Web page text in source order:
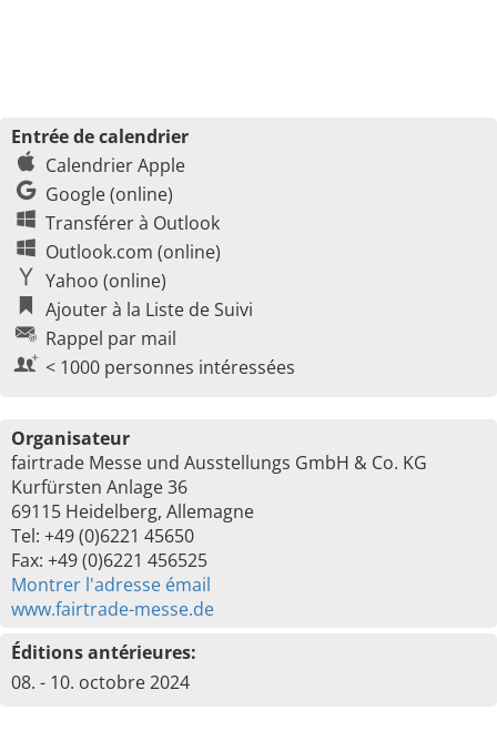
Entrée de calendrier
Calendrier Apple
Google (online)
Transférer à Outlook
Outlook.com (online)
Yahoo (online)
Ajouter à la Liste de Suivi
Rappel par mail
< 1000 personnes intéressées
Organisateur
fairtrade Messe und Ausstellungs GmbH & Co. KG
Kurfürsten Anlage 36
69115 Heidelberg, Allemagne
Tel: +49 (0)6221 45650
Fax: +49 (0)6221 456525
Montrer l'adresse émail
www.fairtrade-messe.de
Éditions antérieures:
08. - 10. octobre 2024